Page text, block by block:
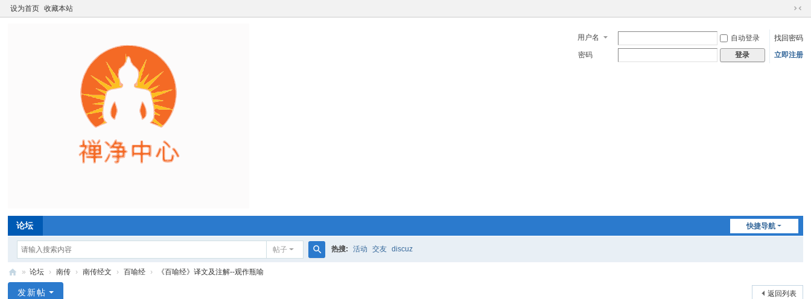
设为首页 收藏本站
切
到
窄
用户名 自动登录
找回密码
密码
登录 立即注册
快捷导航
论坛
帖子 热搜: 活动 交友 discuz
» 论坛 › 南传 › 南传经文 › 百喻经 › 《百喻经》译文及注解--观作瓶喻
返回列表
发新帖